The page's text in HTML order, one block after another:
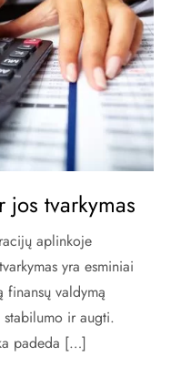
jos tvarkymas
aplinkoje
yra esminiai
finansų valdymą
ir augti.
padeda […]